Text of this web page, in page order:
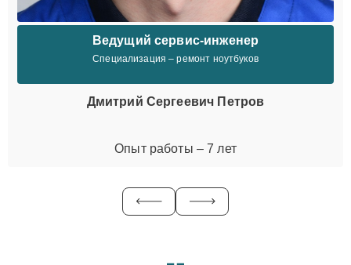
Ведущий сервис-инженер
Специализация – ремонт ноутбуков
Дмитрий Сергеевич Петров
Опыт работы – 7 лет